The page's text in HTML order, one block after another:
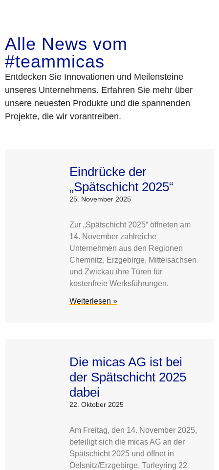
Alle News vom
#teammicas
Entdecken Sie Innovationen und Meilensteine
unseres Unternehmens. Erfahren Sie mehr über
unsere neuesten Produkte und die spannenden
Projekte, die wir vorantreiben.
Eindrücke der
„Spätschicht 2025“
25. November 2025
Zur „Spätschicht 2025“ öffneten am
14. November zahlreiche
Unternehmen aus den Regionen
Chemnitz, Erzgebirge, Mittelsachsen
und Zwickau ihre Türen für
kostenfreie Werksführungen.
Weiterlesen »
Die micas AG ist bei
der Spätschicht 2025
dabei
22. Oktober 2025
Am Freitag, den 14. November 2025,
beteiligt sich die micas AG an der
Spätschicht 2025 und öffnet in
Oelsnitz/Erzgebirge, Turleyring 22